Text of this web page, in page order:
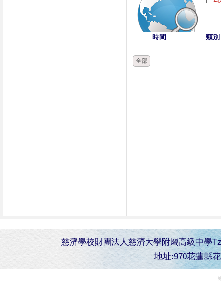
時間 類別
全部
慈濟學校財團法人慈濟大學附屬高級中學
地址:970花蓮縣